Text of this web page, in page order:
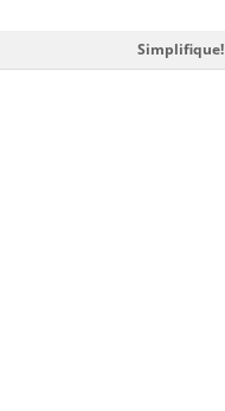
Simplifique!